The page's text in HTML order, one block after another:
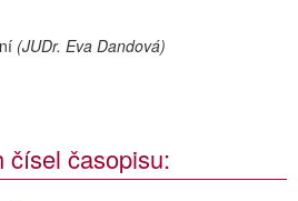
(JUDr. Eva Dandová)
čísel časopisu: